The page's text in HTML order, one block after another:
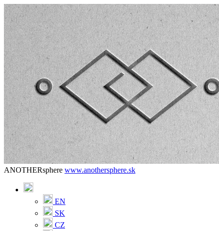
ANOTHERsphere www.anothersphere.sk
EN
SK
CZ